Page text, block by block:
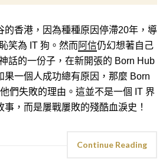
的香港，因為種種原因停滯20年，導
笑為 IT 狗。然而 阿信仍幻想著自己
話的一份子，在新開張的 Born Hub
果一個人成功總有原因，那麼 Born
們失敗的理由。這並不是一個 IT 界
，而是屢戰屢敗的殘酷血淚史！
Continue Reading